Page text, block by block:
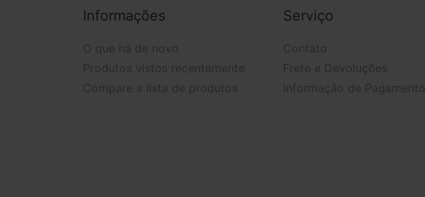
Informações
O que há de novo
Produtos vistos recentemente
Compare a lista de produtos
Serviço
Contato
Frete e Devoluções
Informação de Pagamento